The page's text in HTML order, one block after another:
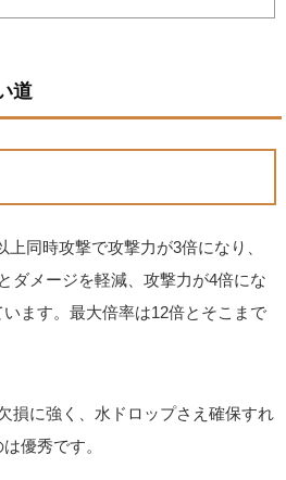
道
上同時攻撃で攻撃力が3倍になり、
ダメージを軽減、攻撃力が4倍にな
ます。最大倍率は12倍とそこまで
損に強く、水ドロップさえ確保すれ
優秀です。